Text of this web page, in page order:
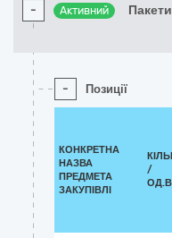
- Активний
- Позиції
КОНКРЕТНА
НАЗВА
ПРЕДМЕТА
ЗАКУПІВЛІ
/